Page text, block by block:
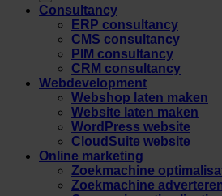
Consultancy
ERP consultancy
CMS consultancy
PIM consultancy
CRM consultancy
Webdevelopment
Webshop laten maken
Website laten maken
WordPress website
CloudSuite website
Online marketing
Zoekmachine
Zoekmachine